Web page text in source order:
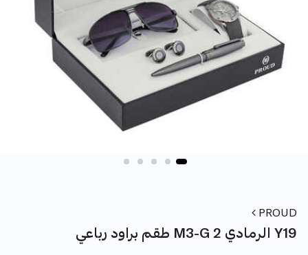
PROUD
طقم براود رباعي M3-G الرمادي 2 Y19